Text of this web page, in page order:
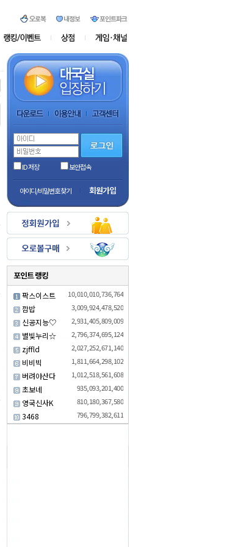
ID 저장 보안접속
아이디/비밀번호 찾기 회원가입
팍스이스트 10,010,010,736,764
깜밥 3,009,924,478,520
신공지능♡ 2,931,405,809,009
별빛누리☆ 2,796,374,695,124
zjffld 2,027,252,671,140
비비빅 1,811,664,298,102
버려야산다 1,012,518,561,608
초보네 935,093,201,400
영국신사K 810,180,367,580
3468 796,799,382,611